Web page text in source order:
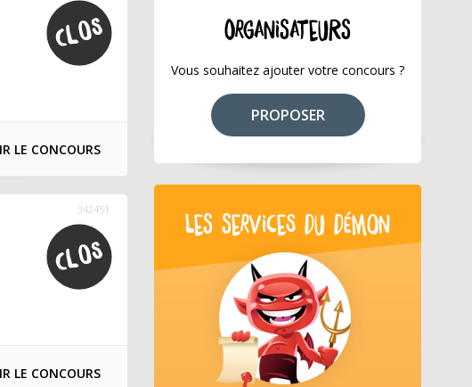
LE CONCOURS
342451
LE CONCOURS
ORGANISATEURS
Vous souhaitez ajouter votre concours ?
PROPOSER
LES SERVICES DU DÉMON